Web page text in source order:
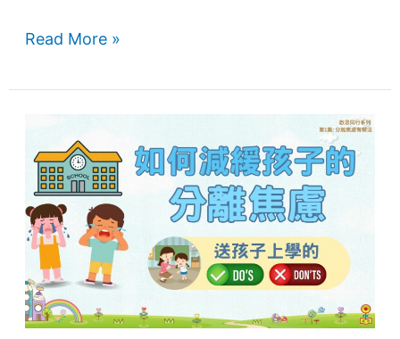
Read More »
Parenting
Series】
Episode
1:
How
to
Ease
Separation